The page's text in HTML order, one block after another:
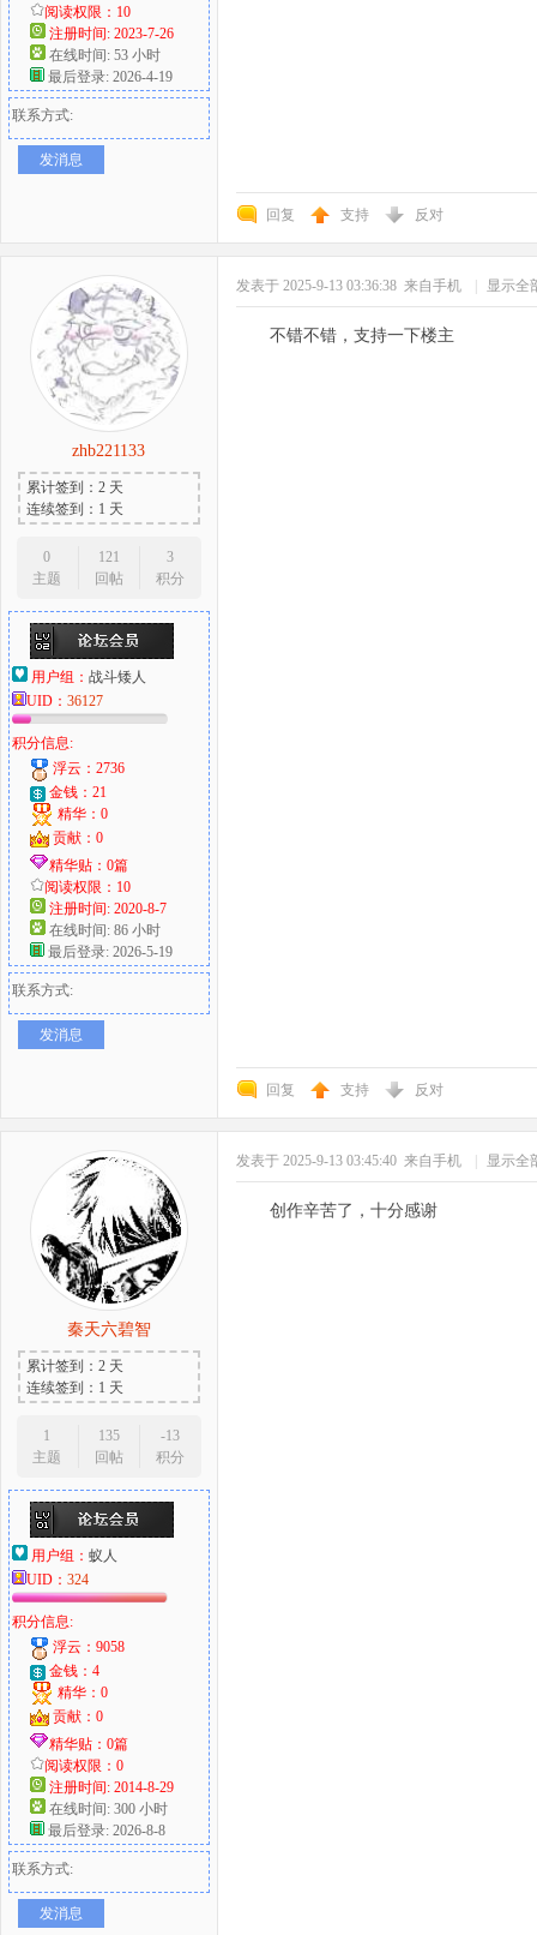
阅读权限：10
注册时间: 2023-7-26
在线时间: 53 小时
最后登录: 2026-4-19
联系方式:
发消息
回复 支持 反对
zhb221133
累计签到：2 天
连续签到：1 天
0
主题
121
回帖
3
积分
用户组： 战斗矮人
UID： 36127
积分信息:
浮云：2736
金钱：21
精华：0
贡献：0
精华贴：0篇
阅读权限：10
注册时间: 2020-8-7
在线时间: 86 小时
最后登录: 2026-5-19
联系方式:
发消息
发表于 2025-9-13 03:36:38 来自手机 显示全
不错不错，支持一下楼主
回复 支持 反对
秦天六碧智
累计签到：2 天
连续签到：1 天
1
主题
135
回帖
-13
积分
用户组： 蚁人
UID： 324
积分信息:
浮云：9058
金钱：4
精华：0
贡献：0
精华贴：0篇
阅读权限：0
注册时间: 2014-8-29
在线时间: 300 小时
最后登录: 2026-8-8
联系方式:
发消息
发表于 2025-9-13 03:45:40 来自手机 显示全
创作辛苦了，十分感谢